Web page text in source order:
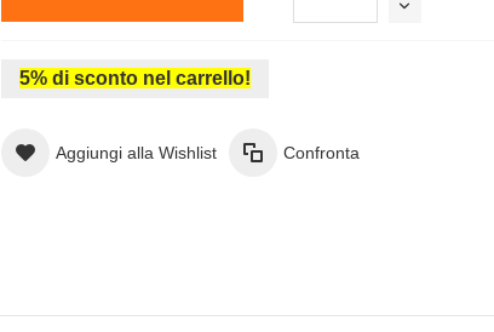
5% di sconto nel carrello!
Aggiungi alla Wishlist Confronta